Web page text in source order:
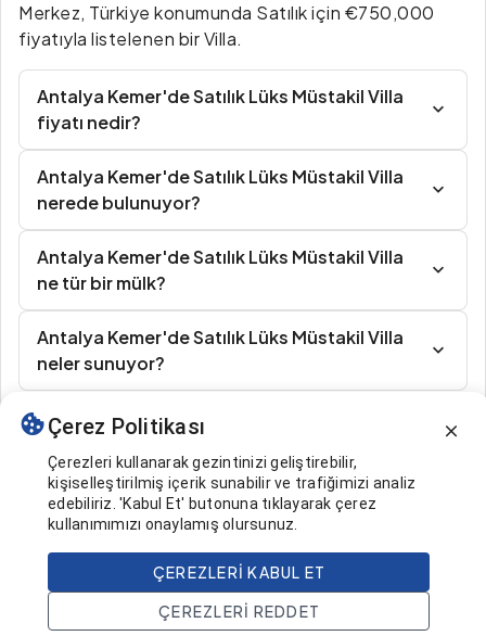
Merkez, Türkiye konumunda Satılık için €750,000
fiyatıyla listelenen bir Villa.
Antalya Kemer'de Satılık Lüks Müstakil Villa
fiyatı nedir?
Antalya Kemer'de Satılık Lüks Müstakil Villa
nerede bulunuyor?
Antalya Kemer'de Satılık Lüks Müstakil Villa
ne tür bir mülk?
Antalya Kemer'de Satılık Lüks Müstakil Villa
neler sunuyor?
Benzer İlanlar
Çerez Politikası
Çerezleri kullanarak gezintinizi geliştirebilir,
kişiselleştirilmiş içerik sunabilir ve trafiğimizi analiz
edebiliriz. 'Kabul Et' butonuna tıklayarak çerez
kullanımımızı onaylamış olursunuz.
ÇEREZLERI KABUL ET
ÇEREZLERI REDDET